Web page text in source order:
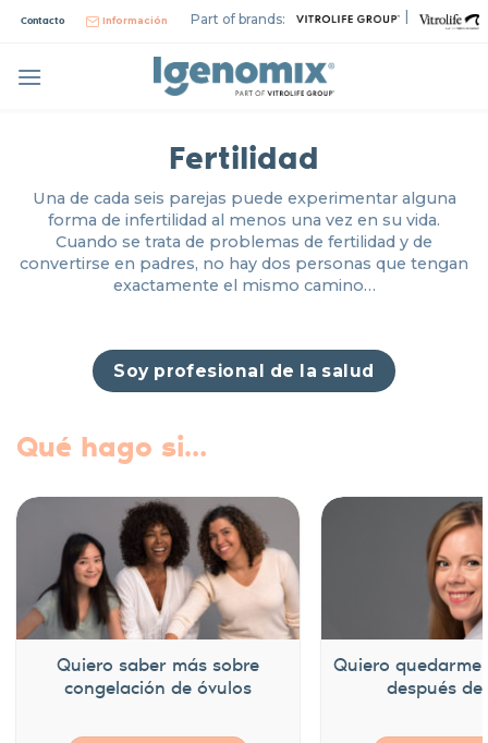
Contacto Información Part of brands:
Fertilidad
Una de cada seis parejas puede experimentar alguna
forma de infertilidad al menos una vez en su vida.
Cuando se trata de problemas de fertilidad y de
convertirse en padres, no hay dos personas que tengan
exactamente el mismo camino…
Soy profesional de la salud
Qué hago si…
Quiero saber más sobre
congelación de óvulos
Quiero
después